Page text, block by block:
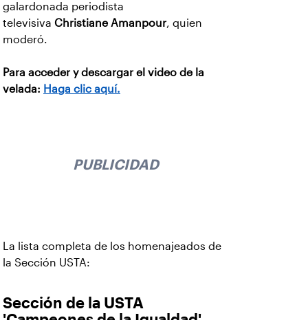
galardonada periodista
televisiva Christiane Amanpour, quien
moderó.
Para acceder y descargar el video de la
velada: Haga clic aquí.
PUBLICIDAD
La lista completa de los homenajeados de
la Sección USTA:
Sección de la USTA